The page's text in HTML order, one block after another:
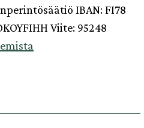
IBAN: FI78
Viite: 95248
muistometsään